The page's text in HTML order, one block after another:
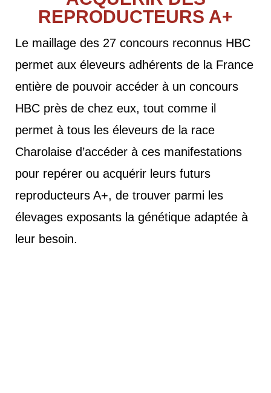
REPRODUCTEURS A+
Le maillage des 27 concours reconnus HBC
permet aux éleveurs adhérents de la France
entière de pouvoir accéder à un concours
HBC près de chez eux, tout comme il
permet à tous les éleveurs de la race
Charolaise d’accéder à ces manifestations
pour repérer ou acquérir leurs futurs
reproducteurs A+, de trouver parmi les
élevages exposants la génétique adaptée à
leur besoin.